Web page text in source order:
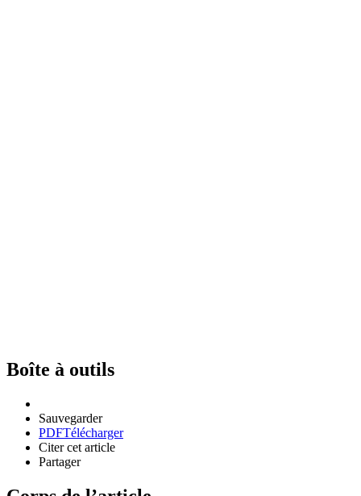
Boîte à outils
Sauvegarder
PDFTélécharger
Citer cet article
Partager